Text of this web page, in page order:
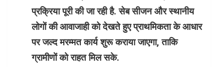
प्रक्रिया पूरी की जा रही है. सेब सीजन और स्थानीय
लोगों की आवाजाही को देखते हुए प्राथमिकता के आधार
पर जल्द मरम्मत कार्य शुरू कराया जाएगा, ताकि
ग्रामीणों को राहत मिल सके.